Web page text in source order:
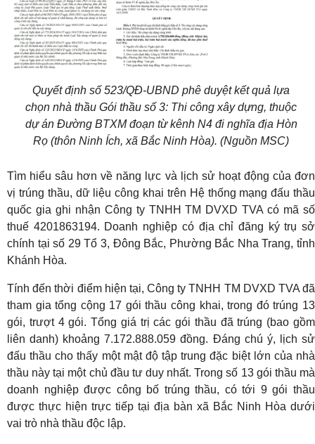
Quyết định số 523/QĐ-UBND phê duyệt kết quả lựa
chọn nhà thầu Gói thầu số 3: Thi công xây dựng, thuộc
dự án Đường BTXM đoạn từ kênh N4 đi nghĩa địa Hòn
Rọ (thôn Ninh Ích, xã Bắc Ninh Hòa). (Nguồn MSC)
Tìm hiểu sâu hơn về năng lực và lịch sử hoạt động của đơn
vị trúng thầu, dữ liệu công khai trên Hệ thống mạng đấu thầu
quốc gia ghi nhận Công ty TNHH TM DVXD TVA có mã số
thuế 4201863194. Doanh nghiệp có địa chỉ đăng ký trụ sở
chính tại số 29 Tổ 3, Đông Bắc, Phường Bắc Nha Trang, tỉnh
Khánh Hòa.
Tính đến thời điểm hiện tại, Công ty TNHH TM DVXD TVA đã
tham gia tổng cộng 17 gói thầu công khai, trong đó trúng 13
gói, trượt 4 gói. Tổng giá trị các gói thầu đã trúng (bao gồm
liên danh) khoảng 7.172.888.059 đồng. Đáng chú ý, lịch sử
đấu thầu cho thấy một mật độ tập trung đặc biệt lớn của nhà
thầu này tại một chủ đầu tư duy nhất. Trong số 13 gói thầu mà
doanh nghiệp được công bố trúng thầu, có tới 9 gói thầu
được thực hiện trực tiếp tại địa bàn xã Bắc Ninh Hòa dưới
vai trò nhà thầu độc lập.